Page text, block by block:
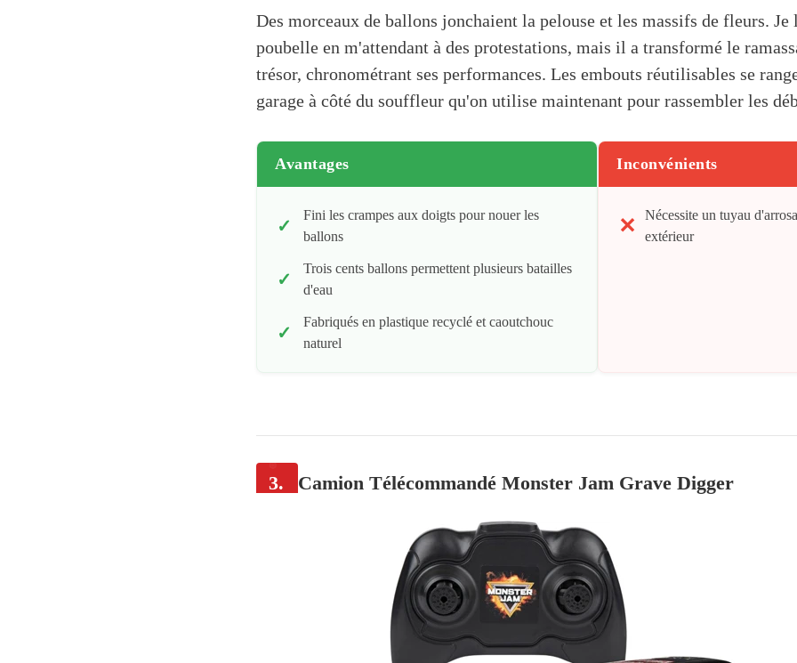
Des morceaux de ballons jonchaient la pelouse et les massifs de fleurs. Je
poubelle en m'attendant à des protestations, mais il a transformé le
trésor, chronométrant ses performances. Les embouts réutilisables se
garage à côté du souffleur qu'on utilise maintenant pour rassembler les
Avantages
Fini les crampes aux doigts pour nouer les
ballons
Trois cents ballons permettent plusieurs batailles
d'eau
Fabriqués en plastique recyclé et caoutchouc
naturel
Inconvénients
Nécessite un tuyau
extérieur
3. Camion Télécommandé Monster Jam Grave Digger